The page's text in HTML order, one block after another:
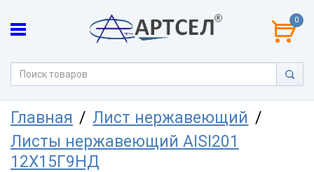
0
Главная
Лист нержавеющий
Листы нержавеющий AISI201
12Х15Г9НД